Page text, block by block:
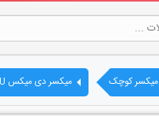
میکسر کوچک میکسر دی میکس D.Mix Compact 4XU